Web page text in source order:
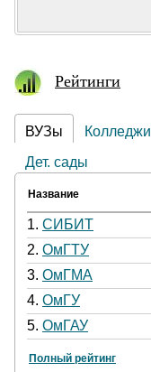
Рейтинги
ВУЗы Колледжи
Дет. сады
Название
1. СИБИТ
2. ОмГТУ
3. ОмГМА
4. ОмГУ
5. ОмГАУ
Полный рейтинг